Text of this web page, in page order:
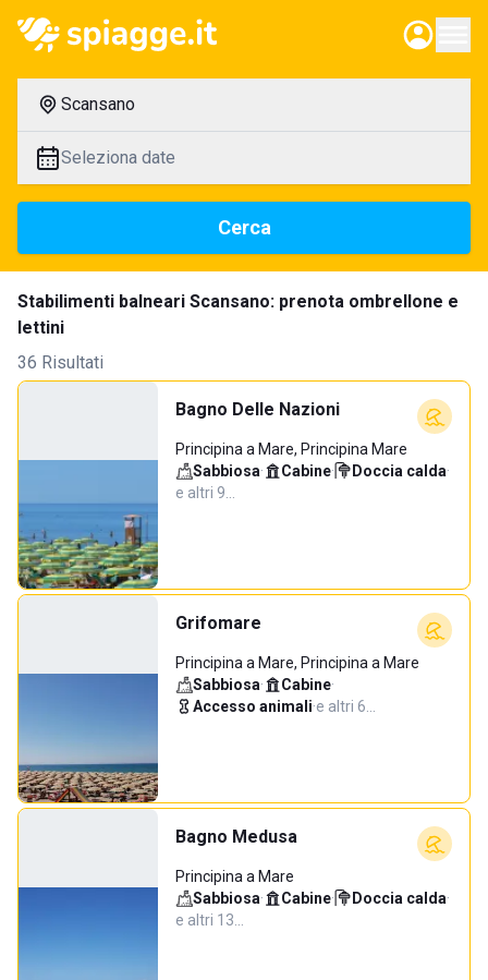
Scansano
Seleziona date
Cerca
Stabilimenti balneari Scansano: prenota ombrellone e
lettini
36 Risultati
Bagno Delle Nazioni
Principina a Mare, Principina Mare
Sabbiosa· Cabine· Doccia calda·
e altri 9…
Grifomare
Principina a Mare, Principina a Mare
Sabbiosa· Cabine·
Accesso animali·e altri 6…
Bagno Medusa
Principina a Mare
Sabbiosa· Cabine· Doccia calda·
e altri 13…